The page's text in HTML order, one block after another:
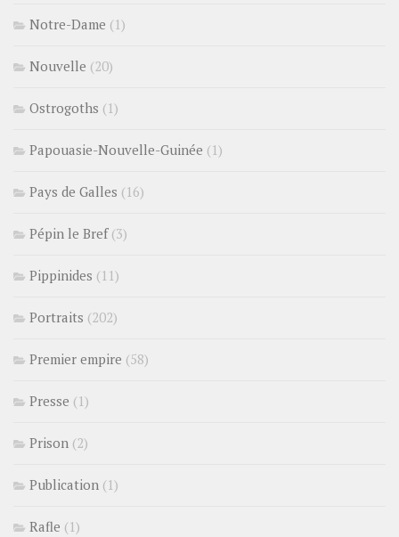
Notre-Dame (1)
Nouvelle (20)
Ostrogoths (1)
Papouasie-Nouvelle-Guinée (1)
Pays de Galles (16)
Pépin le Bref(3)
Pippinides (11)
Portraits (202)
Premier empire (58)
Presse (1)
Prison (2)
Publication (1)
Rafle (1)